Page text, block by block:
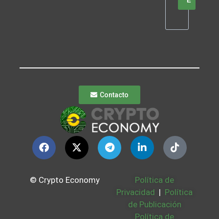
Contacto
© Crypto Economy
Política de
Privacidad | Política
de Publicación
Política de